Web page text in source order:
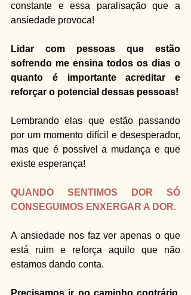
constante e essa paralisação que a
ansiedade provoca!
Lidar com pessoas que estão
sofrendo me ensina todos os dias o
quanto é importante acreditar e
Lembrando elas que estão passando
por um momento difícil e desesperador,
mas que é possível a mudança e que
existe esperança!
QUANDO SENTIMOS DOR SÓ
CONSEGUIMOS ENXERGAR A DOR.
A ansiedade nos faz ver apenas o que
está ruim e reforça aquilo que não
estamos dando conta.
Precisamos ir no caminho contrário,